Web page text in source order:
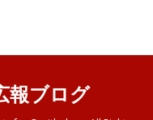
報ブログ